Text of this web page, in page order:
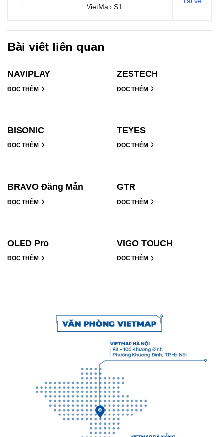
VietMap S1
Bài viết liên quan
NAVIPLAY
ĐỌC THÊM
ZESTECH
ĐỌC THÊM
BISONIC
ĐỌC THÊM
TEYES
ĐỌC THÊM
BRAVO Đăng Mẫn
ĐỌC THÊM
GTR
ĐỌC THÊM
OLED Pro
ĐỌC THÊM
VIGO TOUCH
ĐỌC THÊM